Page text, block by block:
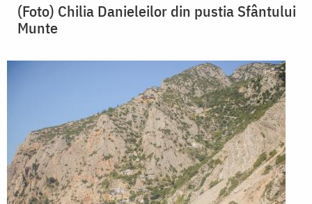
(Foto) Chilia Danieleilor din pustia Sfântului
Munte